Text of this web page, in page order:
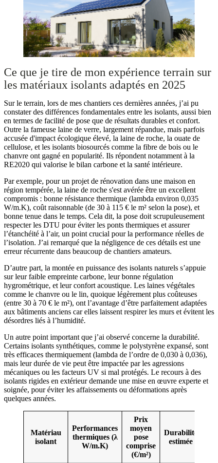
Ce que je tire de mon expérience terrain sur
les matériaux isolants adaptés en 2025
Sur le terrain, lors de mes chantiers ces dernières années, j’ai pu
constater des différences fondamentales entre les isolants, aussi bien
en termes de facilité de pose que de résultats durables et confort.
Outre la fameuse laine de verre, largement répandue, mais parfois
accusée d'impact écologique élevé, la laine de roche, la ouate de
cellulose, et les isolants biosourcés comme la fibre de bois ou le
chanvre ont gagné en popularité. Ils répondent notamment à la
RE2020 qui valorise le bilan carbone et la santé intérieure.
Par exemple, pour un projet de rénovation dans une maison en
région tempérée, la laine de roche s'est avérée être un excellent
compromis : bonne résistance thermique (lambda environ 0,035
W/m.K), coût raisonnable (de 30 à 115 € le m² selon la pose), et
bonne tenue dans le temps. Cela dit, la pose doit scrupuleusement
respecter les DTU pour éviter les ponts thermiques et assurer
l’étanchéité à l’air, un point crucial pour la performance réelles de
l’isolation. J’ai remarqué que la négligence de ces détails est une
erreur récurrente dans beaucoup de chantiers amateurs.
D’autre part, la montée en puissance des isolants naturels s’appuie
sur leur faible empreinte carbone, leur bonne régulation
hygrométrique, et leur confort acoustique. Les laines végétales
comme le chanvre ou le lin, quoique légèrement plus coûteuses
(entre 30 à 70 € le m²), ont l’avantage d’être parfaitement adaptées
aux bâtiments anciens car elles laissent respirer les murs et évitent les
désordres liés à l’humidité.
Un autre point important que j’ai observé concerne la durabilité.
Certains isolants synthétiques, comme le polystyrène expansé, sont
très efficaces thermiquement (lambda de l’ordre de 0,030 à 0,036),
mais leur durée de vie peut être impactée par les agressions
mécaniques ou les facteurs UV si mal protégés. Le recours à des
isolants rigides en extérieur demande une mise en œuvre experte et
soignée, pour éviter les affaissements ou déformations après
quelques années.
Matériau
isolant
Performances
thermiques (λ
W/m.K)
Prix
moyen
pose
comprise
(€/m²)
Durabilité
estimée